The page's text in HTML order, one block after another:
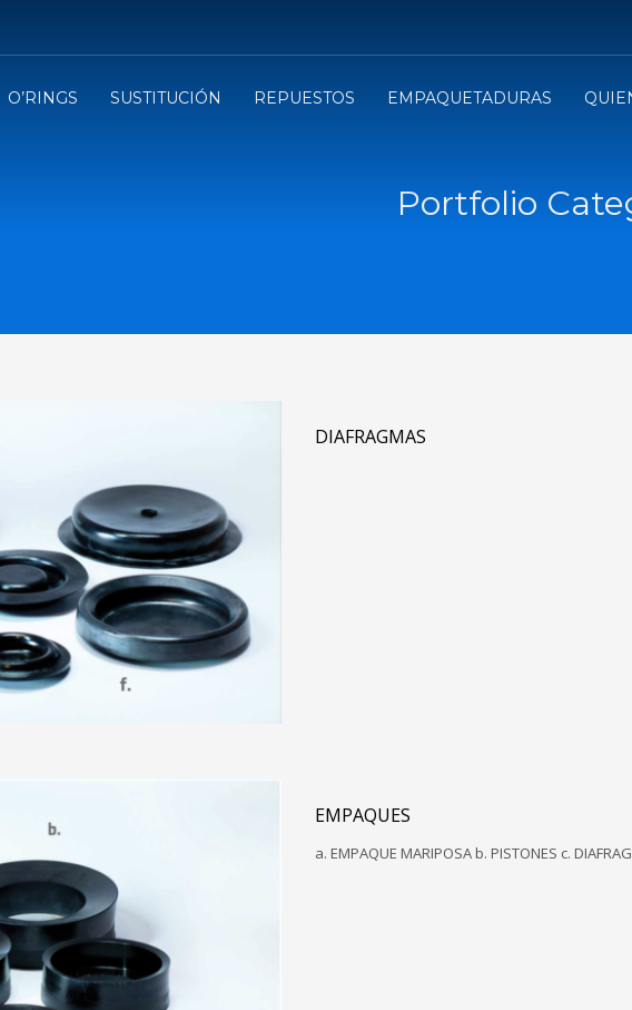
O’RINGS SUSTITUCIÓN REPUESTOS EMPAQUETADURAS
Portfolio
DIAFRAGMAS
EMPAQUES
a. EMPAQUE MARIPOSA b. PISTONES c.